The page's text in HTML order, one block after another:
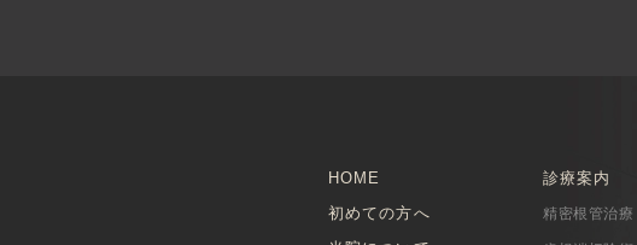
HOME
初めての方へ
診療案内
精密根管治療